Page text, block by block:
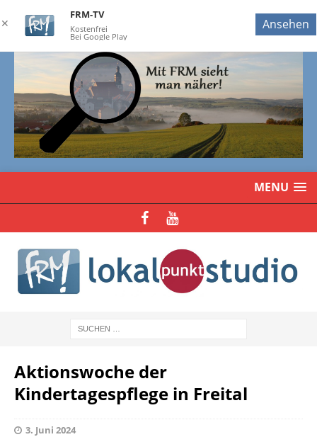
MENU
Aktionswoche der
Kindertagespflege in Freital
3. Juni 2024
✕
FRM-TV
Kostenfrei
Bei Google Play
Ansehen